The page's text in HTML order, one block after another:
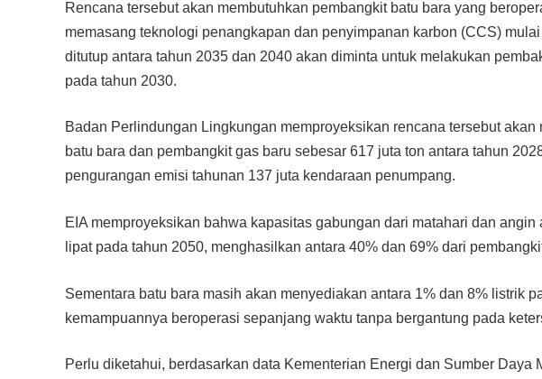
Rencana tersebut akan membutuhkan pembangkit batu bara yang
memasang teknologi penangkapan dan penyimpanan karbon (CCS)
ditutup antara tahun 2035 dan 2040 akan diminta untuk melakukan
pada tahun 2030.
Badan Perlindungan Lingkungan memproyeksikan rencana tersebut
batu bara dan pembangkit gas baru sebesar 617 juta ton antara tahun
pengurangan emisi tahunan 137 juta kendaraan penumpang.
EIA memproyeksikan bahwa kapasitas gabungan dari matahari dan
lipat pada tahun 2050, menghasilkan antara 40% dan 69% dari
Sementara batu bara masih akan menyediakan antara 1% dan 8% listrik
kemampuannya beroperasi sepanjang waktu tanpa bergantung pada
Perlu diketahui, berdasarkan data Kementerian Energi dan Sumber Daya